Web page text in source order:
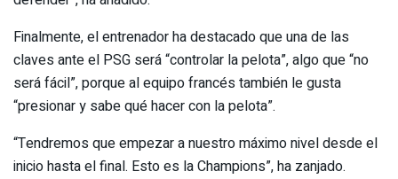
Finalmente, el entrenador ha destacado que una de las
claves ante el PSG será “controlar la pelota”, algo que “no
será fácil”, porque al equipo francés también le gusta
“presionar y sabe qué hacer con la pelota”.
“Tendremos que empezar a nuestro máximo nivel desde el
inicio hasta el final. Esto es la Champions”, ha zanjado.